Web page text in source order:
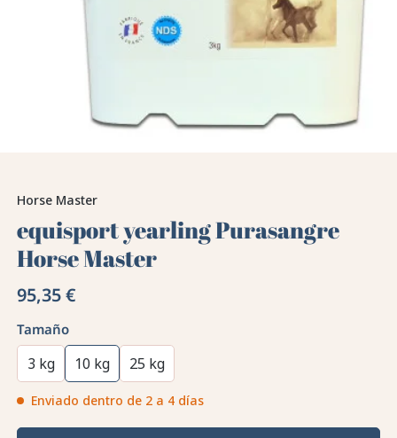
Horse Master
equisport yearling Purasangre
Horse Master
95,35 €
Tamaño
3 kg 10 kg 25 kg
Enviado dentro de 2 a 4 días